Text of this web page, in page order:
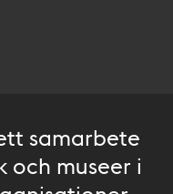
samarbete
och museer i